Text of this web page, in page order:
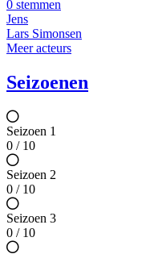
0 stemmen
Jens
Lars Simonsen
Meer acteurs
Seizoenen
Seizoen 1
0 / 10
Seizoen 2
0 / 10
Seizoen 3
0 / 10